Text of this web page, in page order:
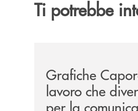
Ti potrebbe
Grafiche
lavoro che
per la